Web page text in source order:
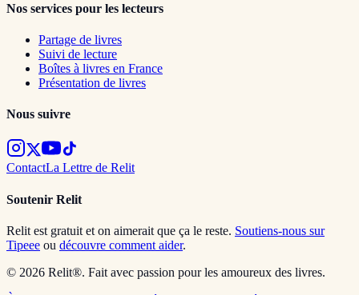
Nos services pour les lecteurs
Partage de livres
Suivi de lecture
Boîtes à livres en France
Présentation de livres
Nous suivre
ContactLa Lettre de Relit
Soutenir Relit
Relit est gratuit et on aimerait que ça le reste. Soutiens-nous sur
Tipeee ou découvre comment aider.
© 2026 Relit®. Fait avec passion pour les amoureux des livres.